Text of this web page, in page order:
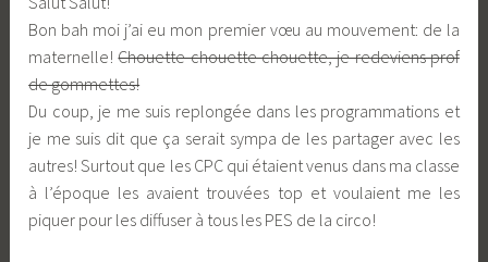
Bon bah moi j’ai eu mon premier vœu au mouvement: de la
maternelle!Chouette chouette chouette, je redeviens prof
de gommettes!
Du coup, je me suis replongée dans les programmations et
je me suis dit que ça serait sympa de les partager avec les
autres! Surtout que les CPC qui étaient venus dans ma classe
à l’époque les avaient trouvées top et voulaient me les
piquer pour les diffuser à tous les PES de la circo!